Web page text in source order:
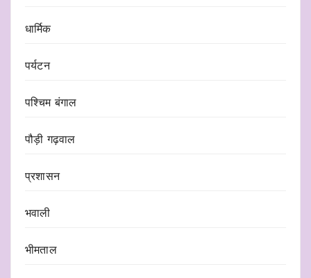
धार्मिक
पर्यटन
पश्चिम बंगाल
पौड़ी गढ़वाल
प्रशासन
भवाली
भीमताल